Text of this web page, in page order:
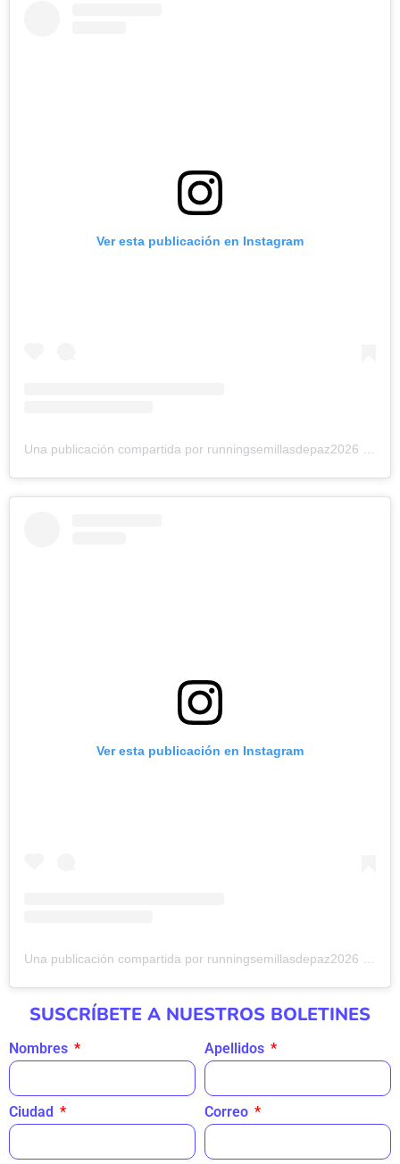
Ver esta publicación en Instagram
Ver esta publicación en Instagram
Una publicación compartida por runningsemillasdepaz2026 (@runningsemillasdepazcolombia)
SUSCRÍBETE A NUESTROS BOLETINES
Nombres Apellidos
Ciudad Correo